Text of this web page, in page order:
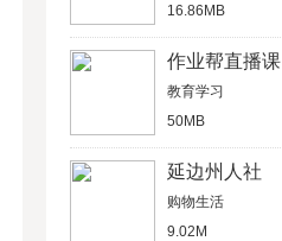
16.86MB
作业帮直播课
教育学习
50MB
延边州人社
购物生活
9.02M